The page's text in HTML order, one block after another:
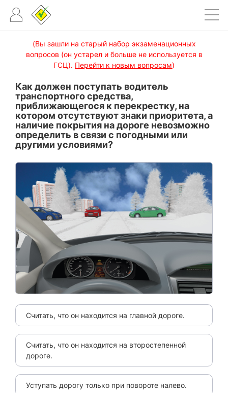
(Вы зашли на старый набор экзаменационных
вопросов (он устарел и больше не используется в
ГСЦ). Перейти к новым вопросам)
Как должен поступать водитель
транспортного средства,
приближающегося к перекрестку, на
котором отсутствуют знаки приоритета, а
наличие покрытия на дороге невозможно
определить в связи с погодными или
другими условиями?
Считать, что он находится на главной дороге.
Считать, что он находится на второстепенной
дороге.
Уступать дорогу только при повороте налево.